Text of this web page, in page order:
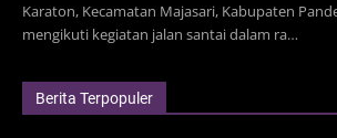
Karaton, Kecamatan Majasari, Kabupaten
mengikuti kegiatan jalan santai dalam ra…
Berita Terpopuler